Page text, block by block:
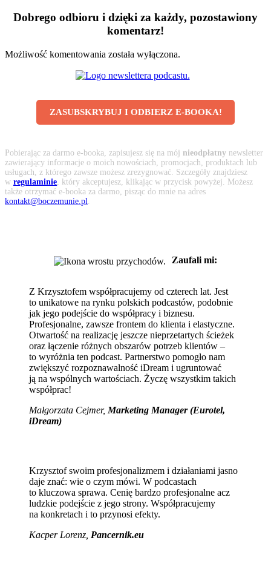
Dobrego odbioru i dzięki za każdy, pozostawiony
komentarz!
Możliwość komentowania została wyłączona.
ZASUBSKRYBUJ I ODBIERZ E-BOOKA!
Pobierając za darmo e-booka, zapisujesz się na mój nieodpłatny newsletter
zawierający informacje o moich nowościach, promocjach, produktach lub
usługach, z którego zawsze możesz zrezygnować. Szczegóły znajdziesz
w regulaminie, który akceptujesz, klikając w przycisk powyżej. Możesz
także otrzymać e-booka za darmo, pisząc do mnie na adres
kontakt@boczemunie.pl.
Zaufali mi:
Z Krzysztofem współpracujemy od czterech lat. Jest
to unikatowe na rynku polskich podcastów, podobnie
jak jego podejście do współpracy i biznesu.
Profesjonalne, zawsze frontem do klienta i elastyczne.
Otwartość na realizację jeszcze nieprzetartych ścieżek
oraz łączenie różnych obszarów potrzeb klientów –
to wyróżnia ten podcast. Partnerstwo pomogło nam
zwiększyć rozpoznawalność iDream i ugruntować
ją na wspólnych wartościach. Życzę wszystkim takich
współprac!
Małgorzata Cejmer, Marketing Manager (Eurotel,
iDream)
Krzysztof swoim profesjonalizmem i działaniami jasno
daje znać: wie o czym mówi. W podcastach
to kluczowa sprawa. Cenię bardzo profesjonalne acz
ludzkie podejście z jego strony. Współpracujemy
na konkretach i to przynosi efekty.
Kacper Lorenz, Pancernik.eu